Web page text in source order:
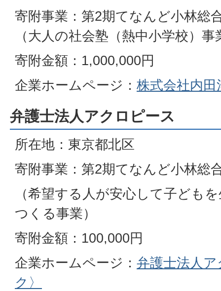
寄附事業：第2期てなんど小林総
（大人の社会塾（熱中小学校）事
寄附金額：1,000,000円
企業ホームページ： 株式会社内
弁護士法人アクロピース
所在地：東京都北区
寄附事業：第2期てなんど小林総
（希望する人が安心して子ども
つくる事業）
寄附金額：100,000円
企業ホームページ： 弁護士法人
ク〉